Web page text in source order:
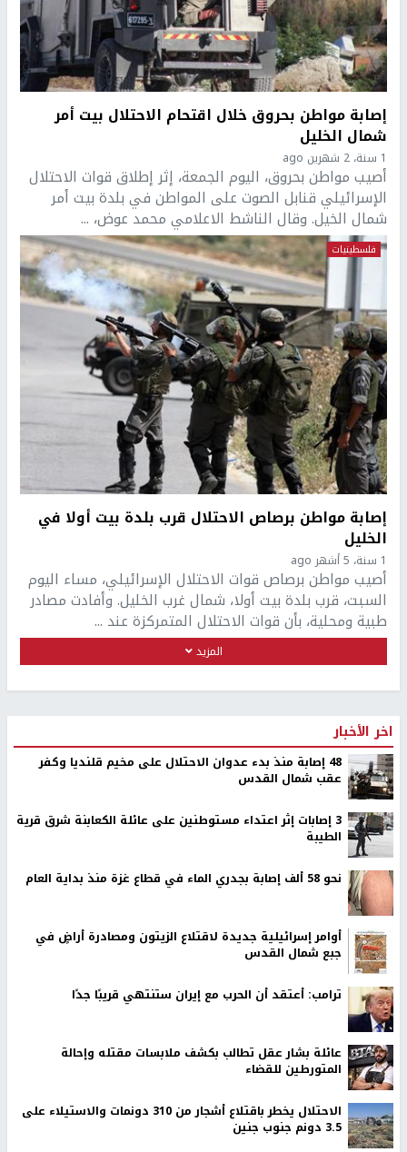
إصابة مواطن بحروق خلال اقتحام الاحتلال بيت أمر
شمال الخليل
1 سنة، 2 شهرين ago
أصيب مواطن بحروق، اليوم الجمعة، إثر إطلاق قوات الاحتلال
الإسرائيلي قنابل الصوت على المواطن في بلدة بيت أمر
شمال الخيل. وقال الناشط الاعلامي محمد عوض، ...
فلسطينيات
إصابة مواطن برصاص الاحتلال قرب بلدة بيت أولا في
الخليل
1 سنة، 5 أشهر ago
أصيب مواطن برصاص قوات الاحتلال الإسرائيلي، مساء اليوم
السبت، قرب بلدة بيت أولا، شمال غرب الخليل. وأفادت مصادر
طبية ومحلية، بأن قوات الاحتلال المتمركزة عند ...
المزيد
اخر الأخبار
48 إصابة منذ بدء عدوان الاحتلال على مخيم قلنديا وكفر
عقب شمال القدس
‏3 إصابات إثر اعتداء مستوطنين على عائلة الكعابنة شرق قرية
الطيبة
نحو 58 ألف إصابة بجدري الماء في قطاع غزة منذ بداية العام
أوامر إسرائيلية جديدة لاقتلاع الزيتون ومصادرة أراضٍ في
جبع شمال القدس
ترامب: أعتقد أن الحرب مع إيران ستنتهي قريبًا جدًا
عائلة بشار عقل تطالب بكشف ملابسات مقتله وإحالة
المتورطين للقضاء
الاحتلال يخطر باقتلاع أشجار من 310 دونمات والاستيلاء على
3.5 دونم جنوب جنين